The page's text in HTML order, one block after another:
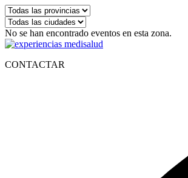
No se han encontrado eventos en esta zona.
CONTACTAR